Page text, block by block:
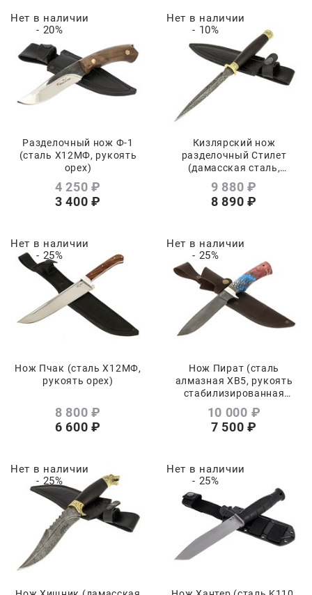
Нет в наличии
- 20%
Разделочный нож Ф-1
(сталь Х12МФ, рукоять
орех)
4 250 ₽
3 400 ₽
Нет в наличии
- 10%
Кизлярский нож
разделочный Стилет
(дамасская сталь,
рукоять граб)
9 880 ₽
8 890 ₽
Нет в наличии
- 25%
Нож Пчак (сталь Х12МФ,
рукоять орех)
8 800 ₽
6 600 ₽
Нет в наличии
- 25%
Нож Пират (сталь
алмазная ХВ5, рукоять
стабилизированная
карельская береза, акрил,
шишка)
10 000 ₽
7 500 ₽
Нет в наличии
- 25%
Нет в наличии
- 25%